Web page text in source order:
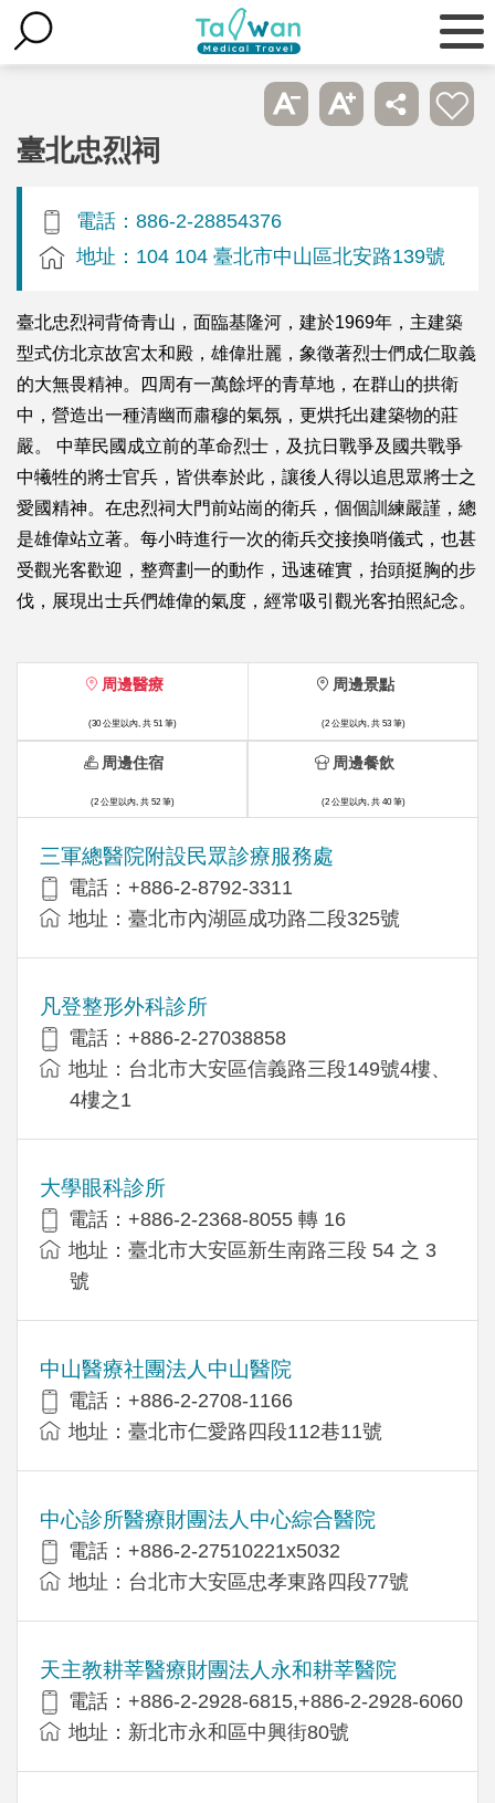
臺北忠烈祠
電話：886-2-28854376
地址：104 104 臺北市中山區北安路139號
臺北忠烈祠背倚青山，面臨基隆河，建於1969年，主建築
型式仿北京故宮太和殿，雄偉壯麗，象徵著烈士們成仁取義
的大無畏精神。四周有一萬餘坪的青草地，在群山的拱衛
中，營造出一種清幽而肅穆的氣氛，更烘托出建築物的莊
嚴。 中華民國成立前的革命烈士，及抗日戰爭及國共戰爭
中犧牲的將士官兵，皆供奉於此，讓後人得以追思眾將士之
愛國精神。在忠烈祠大門前站崗的衛兵，個個訓練嚴謹，總
是雄偉站立著。每小時進行一次的衛兵交接換哨儀式，也甚
受觀光客歡迎，整齊劃一的動作，迅速確實，抬頭挺胸的步
伐，展現出士兵們雄偉的氣度，經常吸引觀光客拍照紀念。
周邊醫療
(30 公里以內, 共 51 筆)
三軍總醫院附設民眾診療服務處
電話：+886-2-8792-3311
地址：臺北市內湖區成功路二段325號
凡登整形外科診所
電話：+886-2-27038858
地址：台北市大安區信義路三段149號4樓、
4樓之1
大學眼科診所
電話：+886-2-2368-8055 轉 16
地址：臺北市大安區新生南路三段 54 之 3
號
中山醫療社團法人中山醫院
電話：+886-2-2708-1166
地址：臺北市仁愛路四段112巷11號
中心診所醫療財團法人中心綜合醫院
電話：+886-2-27510221x5032
地址：台北市大安區忠孝東路四段77號
天主教耕莘醫療財團法人永和耕莘醫院
電話：+886-2-2928-6815,+886-2-2928-6060
地址：新北市永和區中興街80號
周邊景點
(2 公里以內, 共 53 筆)
周邊住宿
(2 公里以內, 共 52 筆)
周邊餐飲
(2 公里以內, 共 40 筆)